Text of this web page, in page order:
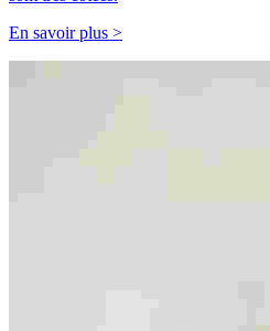
En savoir plus >